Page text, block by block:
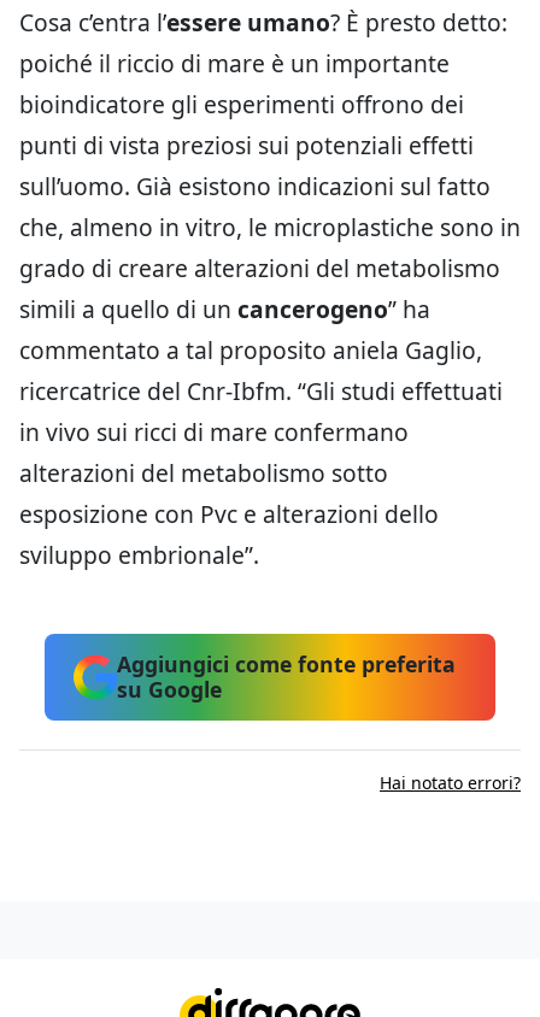
Cosa c’entra l’essere umano? È presto detto:
poiché il riccio di mare è un importante
bioindicatore gli esperimenti offrono dei
punti di vista preziosi sui potenziali effetti
sull’uomo. Già esistono indicazioni sul fatto
che, almeno in vitro, le microplastiche sono in
grado di creare alterazioni del metabolismo
simili a quello di un cancerogeno” ha
commentato a tal proposito aniela Gaglio,
ricercatrice del Cnr-Ibfm. “Gli studi effettuati
in vivo sui ricci di mare confermano
alterazioni del metabolismo sotto
esposizione con Pvc e alterazioni dello
sviluppo embrionale”.
Aggiungici come fonte preferita
su Google
Hai notato errori?